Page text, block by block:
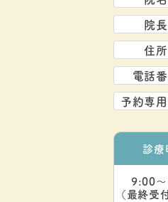
院長
住所
電話
予約専
診療
9:00
（最終受